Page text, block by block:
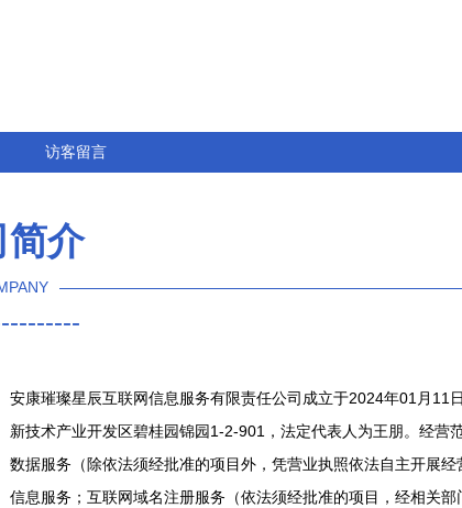
访客留言
简介
安康璀璨星辰互联网信息服务有限责任公司成立于2024年01月11
新技术产业开发区碧桂园锦园1-2-901，法定代表人为王朋。经营
数据服务（除依法须经批准的项目外，凭营业执照依法自主开展
信息服务；互联网域名注册服务（依法须经批准的项目，经相关部